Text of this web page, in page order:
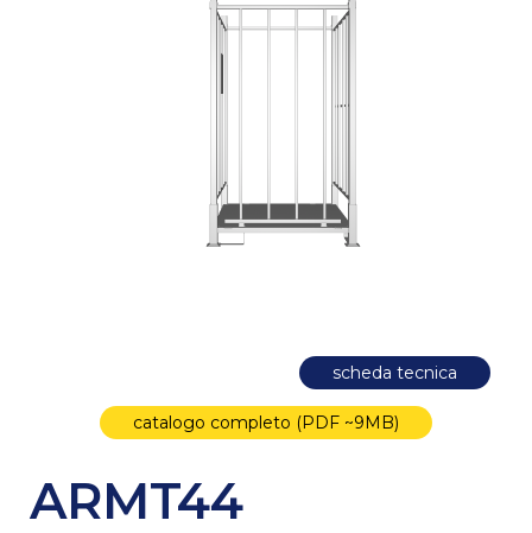
scheda tecnica
catalogo completo (PDF ~9MB)
ARMT44